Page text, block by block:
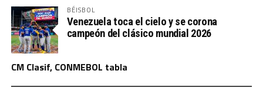
BÉISBOL
Venezuela toca el cielo y se corona
campeón del clásico mundial 2026
CM Clasif, CONMEBOL tabla